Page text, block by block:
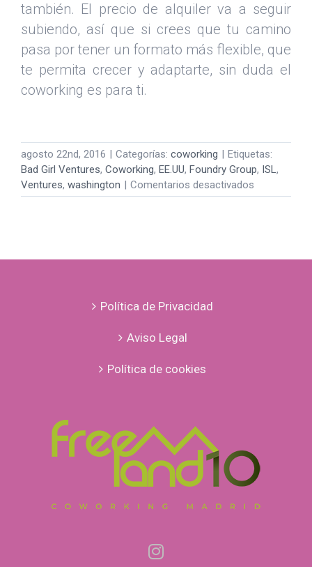
también. El precio de alquiler va a seguir
subiendo, así que si crees que tu camino
pasa por tener un formato más flexible, que
te permita crecer y adaptarte, sin duda el
coworking es para ti.
agosto 22nd, 2016 Categorías: coworking
Etiquetas:
Bad Girl Ventures, Coworking, EE.UU, Foundry Group, ISL,
Ventures, washington Comentarios desactivados
Espacios
Estados
Política de Privacidad
Aviso Legal
Política de cookies